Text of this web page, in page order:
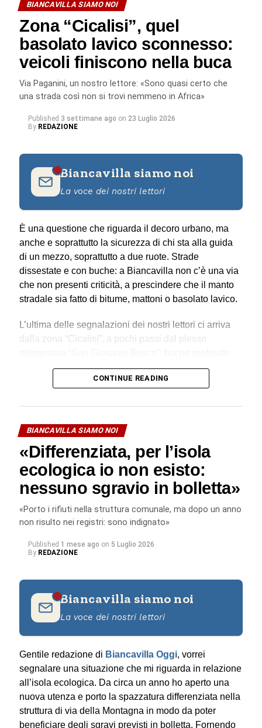
BIANCAVILLA SIAMO NOI
Zona “Cicalisi”, quel
basolato lavico sconnesso:
veicoli finiscono nella buca
Via Paganini, un nostro lettore: «Sono quasi certo che
una strada così non si trovi nemmeno in Africa»
Published 3 settimane ago on 23 Luglio 2026
By REDAZIONE
Biancavilla siamo noi
La voce dei nostri lettori
È una questione che riguarda il decoro urbano, ma
anche e soprattutto la sicurezza di chi sta alla guida
di un mezzo, soprattutto a due ruote. Strade
dissestate e con buche: a Biancavilla non c’è una via
che non presenti criticità, a prescindere che il manto
stradale sia fatto di bitume, mattoni o basolato lavico.
L’ultima delle segnalazioni dei nostri lettori ci arriva
dalla zona “Cicalisi”, a pochi passi dal plesso
sul basolato completamente sconnesso.
recapitato alla nostra redazione – una situazione di
maniera consistente in via Nicolò Paganini, inizio di
via Sandro Botticelli. Sono quasi certo che una strada
così non si trovi nemmeno in Africa. Mentre
fotografavo, una macchina vi è andata dentro con le
imprecazioni giustificate dell’automobilista. Mi chiedo
se ci finisse dentro uno dei nostri baldi e audaci
centauri motorizzati cosa succederebbe».
AGGIORNAMENTO
fondo dell’intera arteria resta in condizioni non
ottimali.
CONTINUE READING
BIANCAVILLA SIAMO NOI
«Differenziata, per l’isola
ecologica io non esisto:
nessuno sgravio in bolletta»
«Porto i rifiuti nella struttura comunale, ma dopo un anno
non risulto nei registri: sono indignato»
Published 1 mese ago on 5 Luglio 2026
By REDAZIONE
Biancavilla siamo noi
La voce dei nostri lettori
Gentile redazione di Biancavilla Oggi, vorrei
segnalare una situazione che mi riguarda in relazione
all’isola ecologica. Da circa un anno ho aperto una
nuova utenza e porto la spazzatura differenziata nella
struttura di via della Montagna in modo da poter
beneficiare degli sgravi previsti in bolletta. Fornendo